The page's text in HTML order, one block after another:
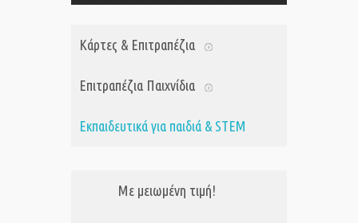
Κάρτες & Επιτραπέζια
Επιτραπέζια Παιχνίδια
Εκπαιδευτικά για παιδιά & STEM
Με μειωμένη τιμή!